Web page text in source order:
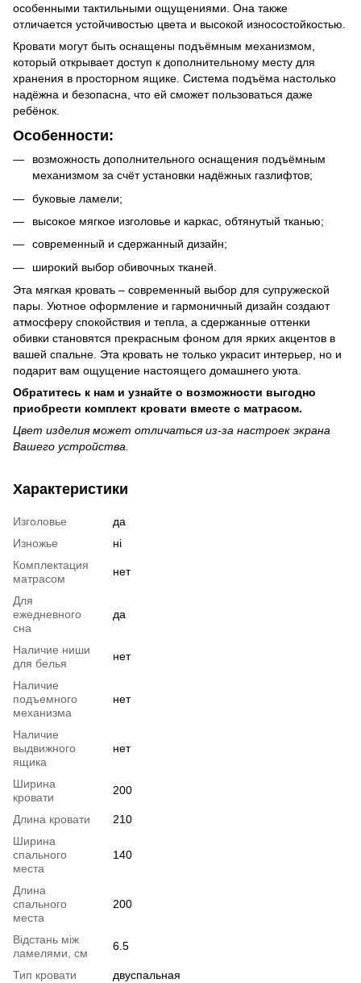
особенными тактильными ощущениями. Она также
отличается устойчивостью цвета и высокой износостойкостью.
Кровати могут быть оснащены подъёмным механизмом,
который открывает доступ к дополнительному месту для
хранения в просторном ящике. Система подъёма настолько
надёжна и безопасна, что ей сможет пользоваться даже
ребёнок.
Особенности:
возможность дополнительного оснащения подъёмным
механизмом за счёт установки надёжных газлифтов;
буковые ламели;
высокое мягкое изголовье и каркас, обтянутый тканью;
современный и сдержанный дизайн;
широкий выбор обивочных тканей.
Эта мягкая кровать – современный выбор для супружеской
пары. Уютное оформление и гармоничный дизайн создают
атмосферу спокойствия и тепла, а сдержанные оттенки
обивки становятся прекрасным фоном для ярких акцентов в
вашей спальне. Эта кровать не только украсит интерьер, но и
подарит вам ощущение настоящего домашнего уюта.
Обратитесь к нам и узнайте о возможности выгодно
приобрести комплект кровати вместе с матрасом.
Цвет изделия может отличаться из-за настроек экрана
Вашего устройства.
Характеристики
Изголовье
да
Изножье
ні
Комплектация
матрасом
нет
Для
ежедневного
сна
да
Наличие ниши
для белья
нет
Наличие
подъемного
механизма
нет
Наличие
выдвижного
ящика
нет
Ширина
кровати
200
Длина кровати
210
Ширина
спального
места
140
Длина
спального
места
200
Відстань між
ламелями, см
6.5
Тип кровати
двуспальная